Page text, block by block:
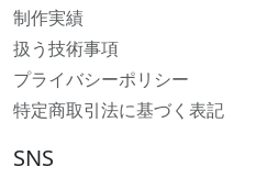
制作実績
扱う技術事項
プライバシーポリシー
特定商取引法に基づく表記
SNS